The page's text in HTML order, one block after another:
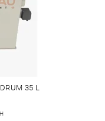
35 L